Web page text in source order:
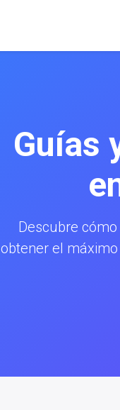
Guías
Descubre
obtener el